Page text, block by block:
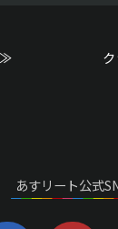
≫
あすリート公式